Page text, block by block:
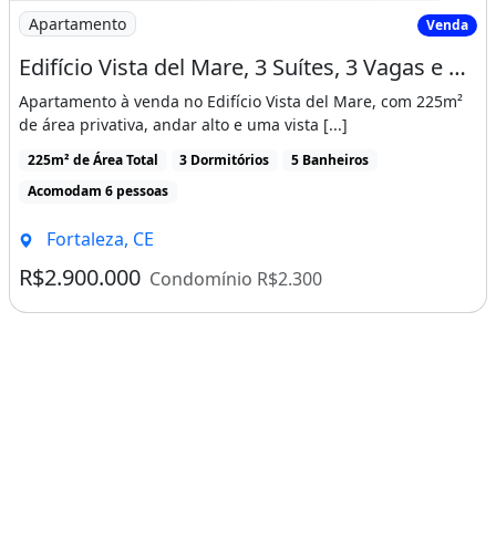
Imagem: Edifício Vista del Mare, 3 Suítes, 3 Vagas
Apartamento Venda
Edifício Vista del Mare, 3 Suítes, 3 Vagas e Vista Mar na Praia de Iracema
Apartamento à venda no Edifício Vista del Mare, com 225m²
de área privativa, andar alto e uma vista [...]
225m² de Área Total 3 Dormitórios
5 Banheiros
Acomodam 6 pessoas
Fortaleza, CE
R$2.900.000 Condomínio R$2.300